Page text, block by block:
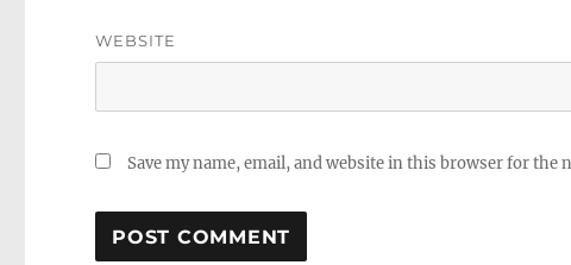
WEBSITE
Save my name, email, and website in this browser for the